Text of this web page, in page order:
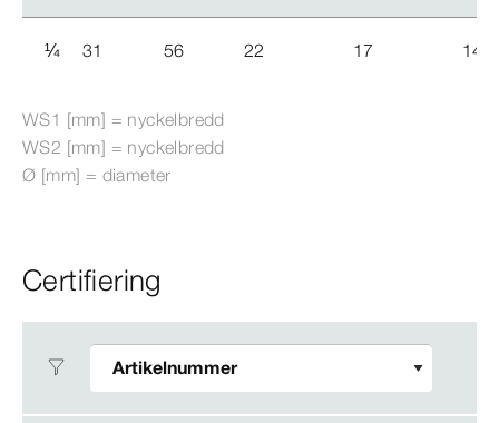
¼ 31 56 22 17 14
WS1 [mm] = nyckelbredd
WS2 [mm] = nyckelbredd
Ø [mm] = diameter
Certifiering